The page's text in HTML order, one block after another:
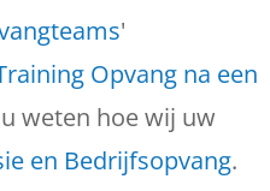
'
Opvang na een
weten hoe wij uw
en Bedrijfsopvang.